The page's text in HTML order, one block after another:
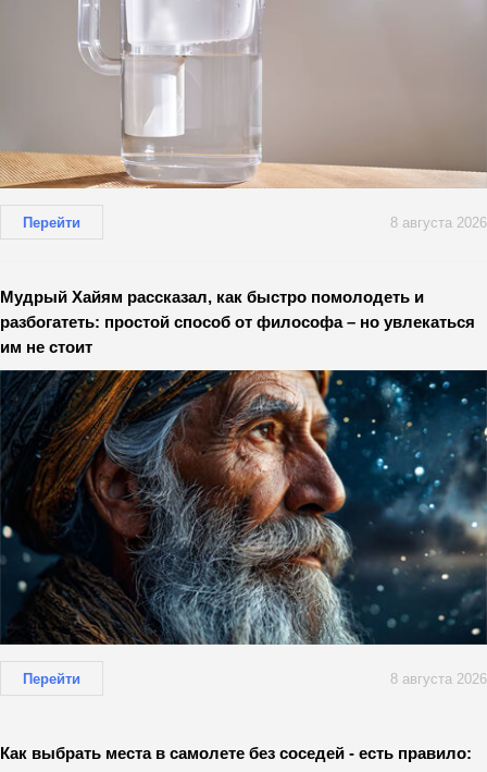
Перейти 8 августа 2026
Мудрый Хайям рассказал, как быстро помолодеть и
разбогатеть: простой способ от философа – но увлекаться
им не стоит
Перейти 8 августа 2026
Как выбрать места в самолете без соседей - есть правило: